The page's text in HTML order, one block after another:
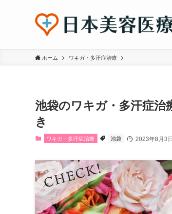
ホーム ワキガ・多汗症治療
池袋のワキガ・多汗症
き
ワキガ・多汗症治療 池袋 2023年8月3日